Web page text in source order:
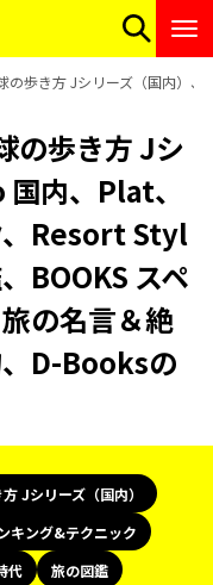
の歩き方 Jシリーズ（国内）
の歩き方 Jシ
内、Plat、
、Resort Styl
BOOKS スペ
の名言＆絶
D-Booksの
Jシリーズ（国内）
キング&テクニック
代
旅の図鑑